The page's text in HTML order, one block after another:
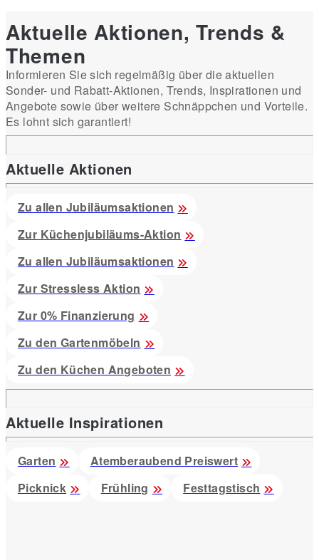
Aktuelle Aktionen, Trends &
Themen
Informieren Sie sich regelmäßig über die aktuellen
Sonder- und Rabatt-Aktionen, Trends, Inspirationen und
Angebote sowie über weitere Schnäppchen und Vorteile.
Es lohnt sich garantiert!
Aktuelle Aktionen
Zu allen Jubiläumsaktionen
Zur Küchenjubiläums-Aktion
Zu allen Jubiläumsaktionen
Zur Stressless Aktion
Zur 0% Finanzierung
Zu den Gartenmöbeln
Zu den Küchen Angeboten
Aktuelle Inspirationen
Garten
Atemberaubend Preiswert
Picknick
Frühling Festtagstisch